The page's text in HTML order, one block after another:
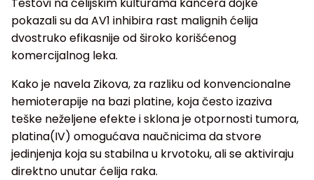
pokazali su da AV1 inhibira rast malignih ćelija
dvostruko efikasnije od široko korišćenog
komercijalnog leka.
Kako je navela Zikova, za razliku od konvencionalne
hemioterapije na bazi platine, koja često izaziva
teške neželjene efekte i sklona je otpornosti tumora,
platina(IV) omogućava naučnicima da stvore
jedinjenja koja su stabilna u krvotoku, ali se aktiviraju
direktno unutar ćelija raka.